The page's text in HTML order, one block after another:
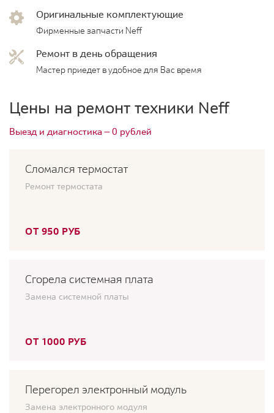
Оригинальные комплектующие
Фирменные запчасти Neff
Ремонт в день обращения
Мастер приедет в удобное для Вас время
Цены на ремонт техники Neff
Выезд и диагностика — 0 рублей
Сломался термостат
Ремонт термостата
ОТ 950 РУБ
Сгорела системная плата
Замена системной платы
ОТ 1000 РУБ
Перегорел электронный модуль
Замена электронного модуля